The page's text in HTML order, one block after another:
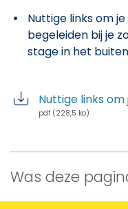
Nuttige links om
begeleiden bij je
stage in het
Nuttige links
pdf (228,5 ko)
Was deze